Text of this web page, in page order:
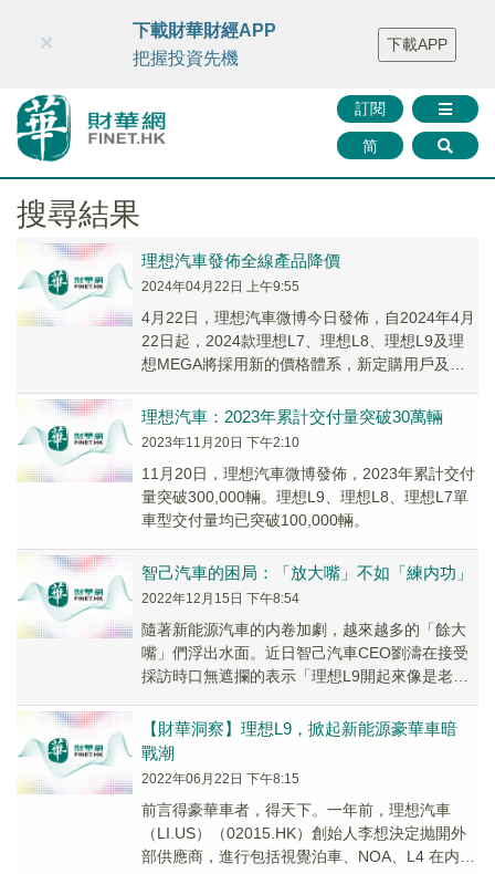
財華智庫網 FINTV FINMETA 財華證券 媒體矩陣
智庫沙龍
聯絡我們
訂閱
简
×
下載財華財經APP
把握投資先機
下載APP
搜尋結果
理想汽車發佈全線產品降價
2024年04月22日 上午9:55
4月22日，理想汽車微博今日發佈，自2024年4月
22日起，2024款理想L7、理想L8、理想L9及理
想MEGA將採用新的價格體系，新定購用戶及已
理想汽車：2023年累計交付量突破30萬輛
2023年11月20日 下午2:10
11月20日，理想汽車微博發佈，2023年累計交付
量突破300,000輛。理想L9、理想L8、理想L7單
車型交付量均已突破100,000輛。 ​​​
智己汽車的困局：「放大嘴」不如「練内功」
2022年12月15日 下午8:54
隨著新能源汽車的内卷加劇，越來越多的「餘大
嘴」們浮出水面。近日智己汽車CEO劉濤在接受
採訪時口無遮攔的表示「理想L9開起來像是老款
時，表...
【財華洞察】理想L9，掀起新能源豪華車暗
戰潮
2022年06月22日 下午8:15
前言得豪華車者，得天下。一年前，理想汽車
（LI.US）（02015.HK）創始人李想決定抛開外
部供應商，進行包括視覺泊車、NOA、L4 在内的